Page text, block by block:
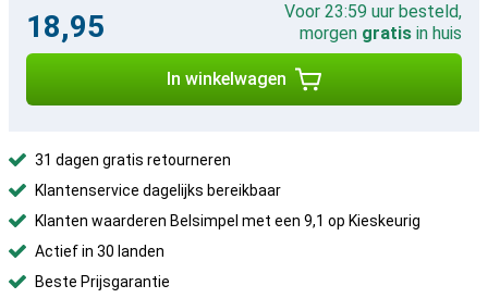
18,95
Voor 23:59 uur besteld,
morgen gratis in huis
In winkelwagen
31 dagen gratis retourneren
Klantenservice dagelijks bereikbaar
Klanten waarderen Belsimpel met een 9,1 op Kieskeurig
Actief in 30 landen
Beste Prijsgarantie